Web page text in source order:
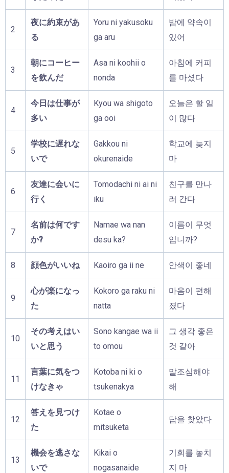
2
夜に約束があ
る
Yoru ni yakusoku
ga aru
밤에 약속이
있어
3
朝にコーヒー
を飲んだ
Asa ni koohii o
nonda
아침에 커피
를 마셨다
4
今日は仕事が
多い
Kyou wa shigoto
ga ooi
오늘은 할 일
이 많다
5
学校に遅れな
いで
Gakkou ni
okurenaide
학교에 늦지
마
6
友達に会いに
行く
Tomodachi ni ai ni
iku
친구를 만나
러 간다
7
名前は何です
か?
Namae wa nan
desu ka?
이름이 무엇
입니까?
8 顔色がいいね Kaoiro ga ii ne 안색이 좋네
9
心が楽になっ
た
Kokoro ga raku ni
natta
마음이 편해
졌다
10
その考えはい
いと思う
Sono kangae wa ii
to omou
그 생각 좋은
것 같아
11
言葉に気をつ
けなきゃ
Kotoba ni ki o
tsukenakya
말조심해야
해
12
答えを見つけ
た
Kotae o
mitsuketa
답을 찾았다
13
機会を逃さな
いで
Kikai o
nogasanaide
기회를 놓치
지 마